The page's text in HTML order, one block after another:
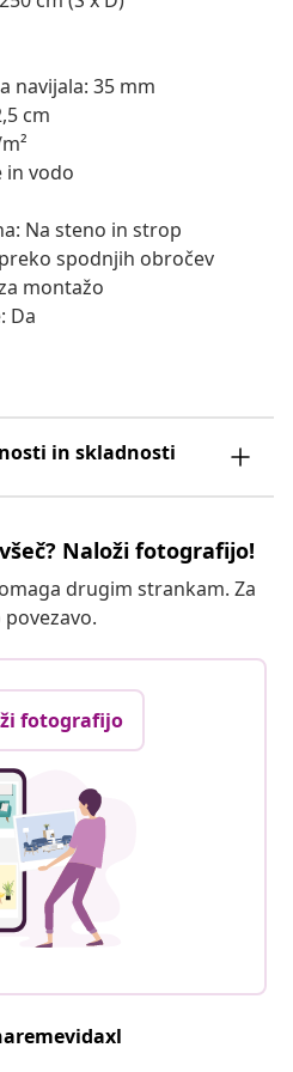
navijala: 35 mm
cm
in vodo
Na steno in strop
spodnjih obročev
montažo
Da
in skladnosti
Naloži fotografijo!
drugim strankam. Za
fotografijo